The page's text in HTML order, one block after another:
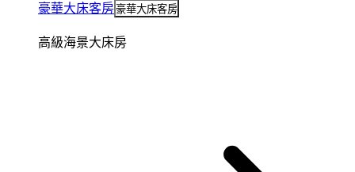
豪華大床客房豪華大床客房
高級海景大床房